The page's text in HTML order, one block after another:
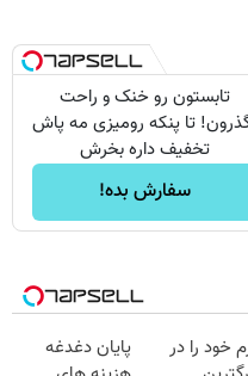
تابستون رو خنک و راحت
تا پنکه رومیزی مه پاش
تخفیف داره بخرش
سفارش بده!
خود را در
پایان دغدغه